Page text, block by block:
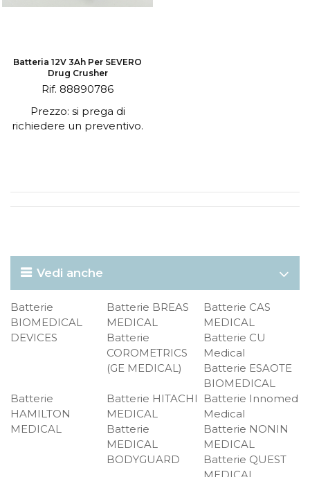
Batteria 12V 3Ah Per SEVERO
Drug Crusher
Rif. 88890786
Prezzo: si prega di
richiedere un preventivo.
Vedi anche
Batterie
BIOMEDICAL
DEVICES
Batterie BREAS
MEDICAL
Batterie CAS
MEDICAL
Batterie
COROMETRICS
(GE MEDICAL)
Batterie CU
Medical
Batterie ESAOTE
BIOMEDICAL
Batterie
HAMILTON
MEDICAL
Batterie HITACHI
MEDICAL
Batterie Innomed
Medical
Batterie
MEDICAL
BODYGUARD
Batterie NONIN
MEDICAL
Batterie QUEST